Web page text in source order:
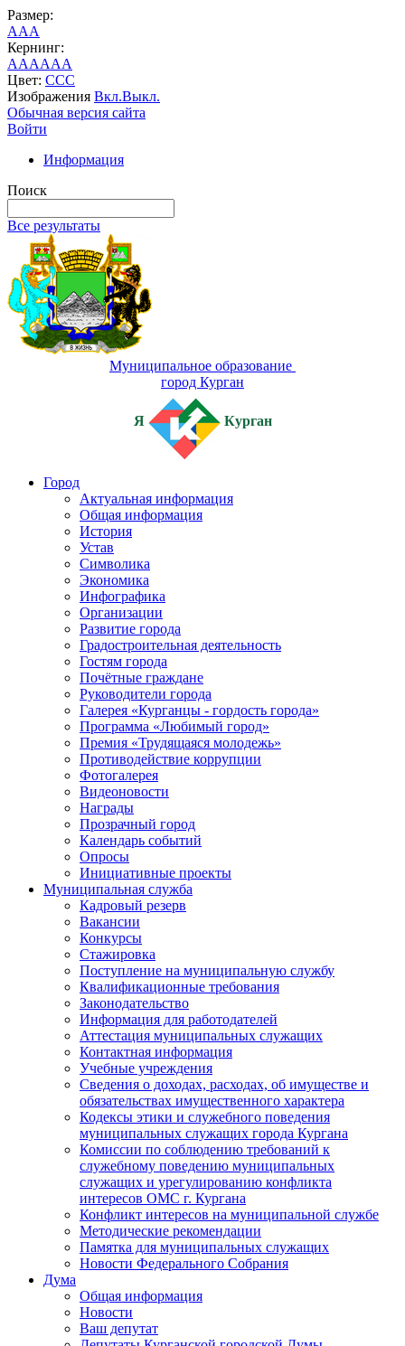
Размер:
AAA
Кернинг:
AAAAAA
Цвет: CCC
Изображения Вкл.Выкл.
Обычная версия сайта
Войти
Информация
Поиск
Все результаты
Муниципальное образование
город Курган
Я Курган
Город
Актуальная информация
Общая информация
История
Устав
Символика
Экономика
Инфографика
Организации
Развитие города
Градостроительная деятельность
Гостям города
Почётные граждане
Руководители города
Галерея «Курганцы - гордость города»
Программа «Любимый город»
Премия «Трудящаяся молодежь»
Противодействие коррупции
Фотогалерея
Видеоновости
Награды
Прозрачный город
Календарь событий
Опросы
Инициативные проекты
Муниципальная служба
Кадровый резерв
Вакансии
Конкурсы
Стажировка
Поступление на муниципальную службу
Квалификационные требования
Законодательство
Информация для работодателей
Аттестация муниципальных служащих
Контактная информация
Учебные учреждения
Сведения о доходах, расходах, об имуществе и
обязательствах имущественного характера
Кодексы этики и служебного поведения
муниципальных служащих города Кургана
Комиссии по соблюдению требований к
служебному поведению муниципальных
служащих и урегулированию конфликта
интересов ОМС г. Кургана
Конфликт интересов на муниципальной службе
Методические рекомендации
Памятка для муниципальных служащих
Новости Федерального Cобрания
Дума
Общая информация
Новости
Ваш депутат